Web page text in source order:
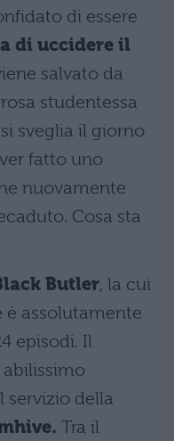
di essere
di uccidere il
salvato da
studentessa
sveglia il giorno
fatto uno
nuovamente
Cosa sta
Butler, la cui
assolutamente
episodi. Il
della
Tra il